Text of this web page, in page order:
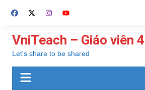
đến
dung
VniTeach – Giáo viên
Let's share to be shared